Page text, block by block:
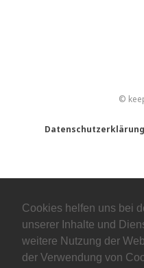
Cookies helfen uns bei
unserer Inhalte und
weitere Nutzung der
der Verwendung von
©
Datenschutzerklärung